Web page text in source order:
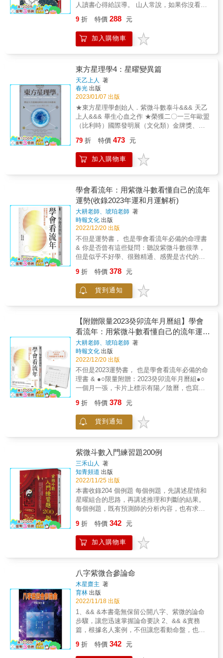
人讀書心得給誤導。 山人常說，如果你沒看過
作，不管是這本『紫微斗數全書』或是『十八
飛星策天紫微斗數全集』，你怎知道你學的是
不是正統的紫微斗數呢？在網路發達，凡事講
所獲得的資訊是正確的呢？ 真正的學問在書上
而不是網路上那種片段且充滿個人偏見的謬
論，不是嗎？ &
9 折 特價 288 元
加入購物車
東方星理學4：星曜變異篇
天乙上人
著
春光 出版
2023/01/07 出版
★東方星理學創始人．紫微斗數泰斗&&& 天乙
上人&&& 畢生心血之作 ★榮獲二〇一三年歐盟
（比利時）國際發明展（文化類）金牌獎、羅
總會金牌獎 ★融合古老智慧和現代元素，解譯
個人潛能與人生曲線的說明書！ 瞭解自己人格
特質的優劣點，預知人生曲線高低處， 為的不
你不管處在人生哪一個階段，都能找到明朗的
前進方向。 東方星理學是一門古老的智慧， 由
華人界最權威的紫微斗數泰斗
&mdash;&mdash;天乙上人，將紫微斗數以全
新面貌呈現， 以圖像符號取代專有名詞，突破
翻譯盲點， 並結合星座學與心理學，以及大數
據統計學， 讓有心學習者能無障礙進入東方星
理學的世界， 一同探索人生藍圖，掌握生命每
一個關鍵的轉捩點。 *** 星曜變異篇
&mdash;&mdash;標記人生藍圖高峰低谷的方
人格特質，區塊重心，以及雙星格局之後， 本
書主要描述東方星理學星盤中的四顆星： 資源
星、掌握星、顯耀星、阻礙星。 這四顆星並不
異型態」， 也就是說，變異星具有改變性的作
用， 只要有其中一顆伴隨在星曜旁，星曜原來
的特質就會呈現「變異」。 加上資源星＝變
多、變富、有口福、有緣分； 加上掌握星＝變
集中、變得有執行力、有掌控力； 加上顯耀星
＝變有名氣、有貴人、被曝光； 加上阻礙星＝
變收斂、有是非、挫折、欠缺。 每個人都有這
「四顆星」，落於星盤中的不同區塊，便代表
記出人生的高低起伏，一個人最重視的主題、
標記人生的短板，像是理財投資等等。 了解標
記的意義，便能補自己的不足、平衡優缺， 掌
握了這四顆變異星的特徵和落點，便可掌握人
生起伏的關鍵， 提前為自己做好部署與準備，
讓自己面對有高峰低谷的人生之路，依舊能穩
定前進，胸有成竹。 ※內容特色※ 以圖像和宮
廷人物及直白用語取代專有名詞，讓每一顆星
和宮位都有全新的面貌，並以淺顯的說明和各
式圖表， 讓原來的古老學問變成一套立體的
「人生曲線說明書」，入門者、研究者、甚至
企業人資都能很快的掌握重點。 &
79 折 特價 473 元
加入購物車
學會看流年：用紫微斗數看懂自己的流年
運勢(收錄2023年運和月運解析)
大耕老師、琥珀老師 著
時報文化 出版
2022/12/20 出版
不但是運勢書， 也是學會看流年必備的命理書
& 你是否曾有這些疑問：聽說紫微斗數很準，
但是似乎不好學、很難精通、感覺是古代的學
&hellip;&hellip;別擔心！ 這本書將化繁為簡，
兩位老師整合流年判讀技巧， 就算是入門者，
也可以利用主要的學理理路，學到最實用的
選關鍵27顆星曜 星曜在時空情境下，可以解讀
為「人的個性」，而主星與輔星的搭配則會顯
示更多的性格的細節！本書從上百顆星曜之中
精選出十四主星、六吉星、祿存、四煞星、紅
鸞與天喜，共27顆，掌握這27顆星曜，即可正
確掌握流年的趨勢。 & 2.搭建起論流年的
SOP，理解天時、地利、人和的奧秘，掌握每
一年的機會與風險 Step 1.查看流年盤上祿存、
擎羊、陀羅坐落的位置：這就是你今年的機
會、風險與功課所在。 Step 2.查看流年盤上的
響。 Step 3.查看流年盤疊到哪一個宮位：發現
事情的來龍去脈與因果關係。 & ◎例如如果我
的流年命宮疊併在本命的夫妻宮，那麼對我而
的夫妻宮出現貪狼化忌，我就會明確地感覺到
我對感情的期待。 & 本書特色 & 1.真正看懂自
己的流年運勢，運勢書不再只是看趣味、看心
酸的！ 多數的運勢預測書都是「以一應百」的
內容，例如屬牛的今年發大財、屬豬的明年生
小孩，但是其實每個人都有自己的出生時間、
有一張自己專屬的命盤、有自己的運道。本書
的知道自己有沒有可能發大財生小孩。 & 2.整
合實戰技巧！加碼教你用本命盤的命宮主星推
算流年運勢 本書以2023年流年盤舉例，學習時
置，對應宮位的意涵後，練習解讀整體運勢，
更能藉由本命盤命宮主星的特質推斷出各種細
微跡象。 & 3.收錄2023年十四主星和每個月的
整體運勢 除了教你看懂自己命盤的流年運勢，
本書亦有大耕老師與琥珀老師對於2023年十四
顆主星流年運勢分析和月運提醒可以盡情服
用！ & ‧2023年社會的整體運勢走向 ‧2023年流
年星曜運勢預測 ‧2023年四大季度與每月運勢提
醒 & &
9 折 特價 378 元
貨到通知
【附贈限量2023癸卯流年月曆組】學會
看流年：用紫微斗數看懂自己的流年運勢
(收錄2023年運和月運解析)
大耕老師、琥珀老師 著
時報文化 出版
2022/12/20 出版
不但是2023運勢書， 也是學會看流年必備的命
理書 & ●○限量附贈：2023癸卯流年月曆組●○
一個月一張，卡片上標示有陽／陰曆，也寫著
精算2023流年整體趨勢後，給讀者的重要提
醒，希望在貪狼化忌破軍化祿、暗湧的慾望終
將為夢想傾巢而出的2023，做為您一整年份的
古代的學問&hellip;&hellip;。 關於這些問題
&hellip;&hellip;不用擔心。 這本書將化繁為
簡，兩位老師整合流年判讀技巧， 就算是入門
者，也可以利用主要的學理理路，學到最實用
的「看流年」基本功！ & 談趨勢、論運勢， 還
把箇中學理和邏輯用大白話解釋給你看！ & 1.
精選關鍵27顆星曜 星曜在時空情境下，可以解
讀為「人的個性」，而主星與輔星的搭配則會
顯示更多的性格的細節！本書從上百顆星曜之
紅鸞與天喜，共27顆，掌握這27顆星曜，即可
正確掌握流年的趨勢。 & 2.搭建起論流年的
SOP，理解天時、地利、人和的奧秘，掌握每
一年的機會與風險 Step 1.查看流年盤上祿存、
擎羊、陀羅坐落的位置：這就是你今年的機
會、風險與功課所在。 Step 2.查看流年盤上的
四化給予的指示：因為人無法脫離環境的影
響。 Step 3.查看流年盤疊到哪一個宮位：發現
事情的來龍去脈與因果關係。 & ◎例如如果我
的流年命宮疊併在本命的夫妻宮，那麼對我而
言，這一年感情就是重要的事情，如果剛好我
的夫妻宮出現貪狼化忌，我就會明確地感覺到
我對感情的期待。 & 本書特色 & 1.真正看懂自
9 折 特價 378 元
貨到通知
紫微斗數入門練習題200例
三禾山人 著
知青頻道 出版
2022/11/25 出版
本書收錄204 個例題 每個例題，先講述星情和
星曜組合的思路，再講述推理和判斷的結果。
每個例題，既有預測師的分析內容，也有求測
斗數這門易學處於興起與繁榮之中，研究者都
在忙於梳理理論，為什麼這麼說呢？這一點能
從市面上的紫微斗數書籍的內容看出來：較多
欣喜的是，這種狀況正在改觀，不過，還需要
同仁更多的努力才行，在這個心境之下，我決
定寫一本類似於習題集的書稿，讓讀者能飽餐
一頓，能從中感悟紫微斗數預測的神奇和奧
9 折 特價 342 元
加入購物車
八字紫微合參論命
木星齋主 著
育林 出版
2022/11/18 出版
1、&& &本書毫無保留公開八字、紫微的論命
步驟，讓您迅速掌握論命要訣 2、&& &實務
篇，根據名人案例，不但讓您看動命盤，也彷
宴 3、&& &本書所舉案例，乃古今時事名人，
9 折 特價 342 元